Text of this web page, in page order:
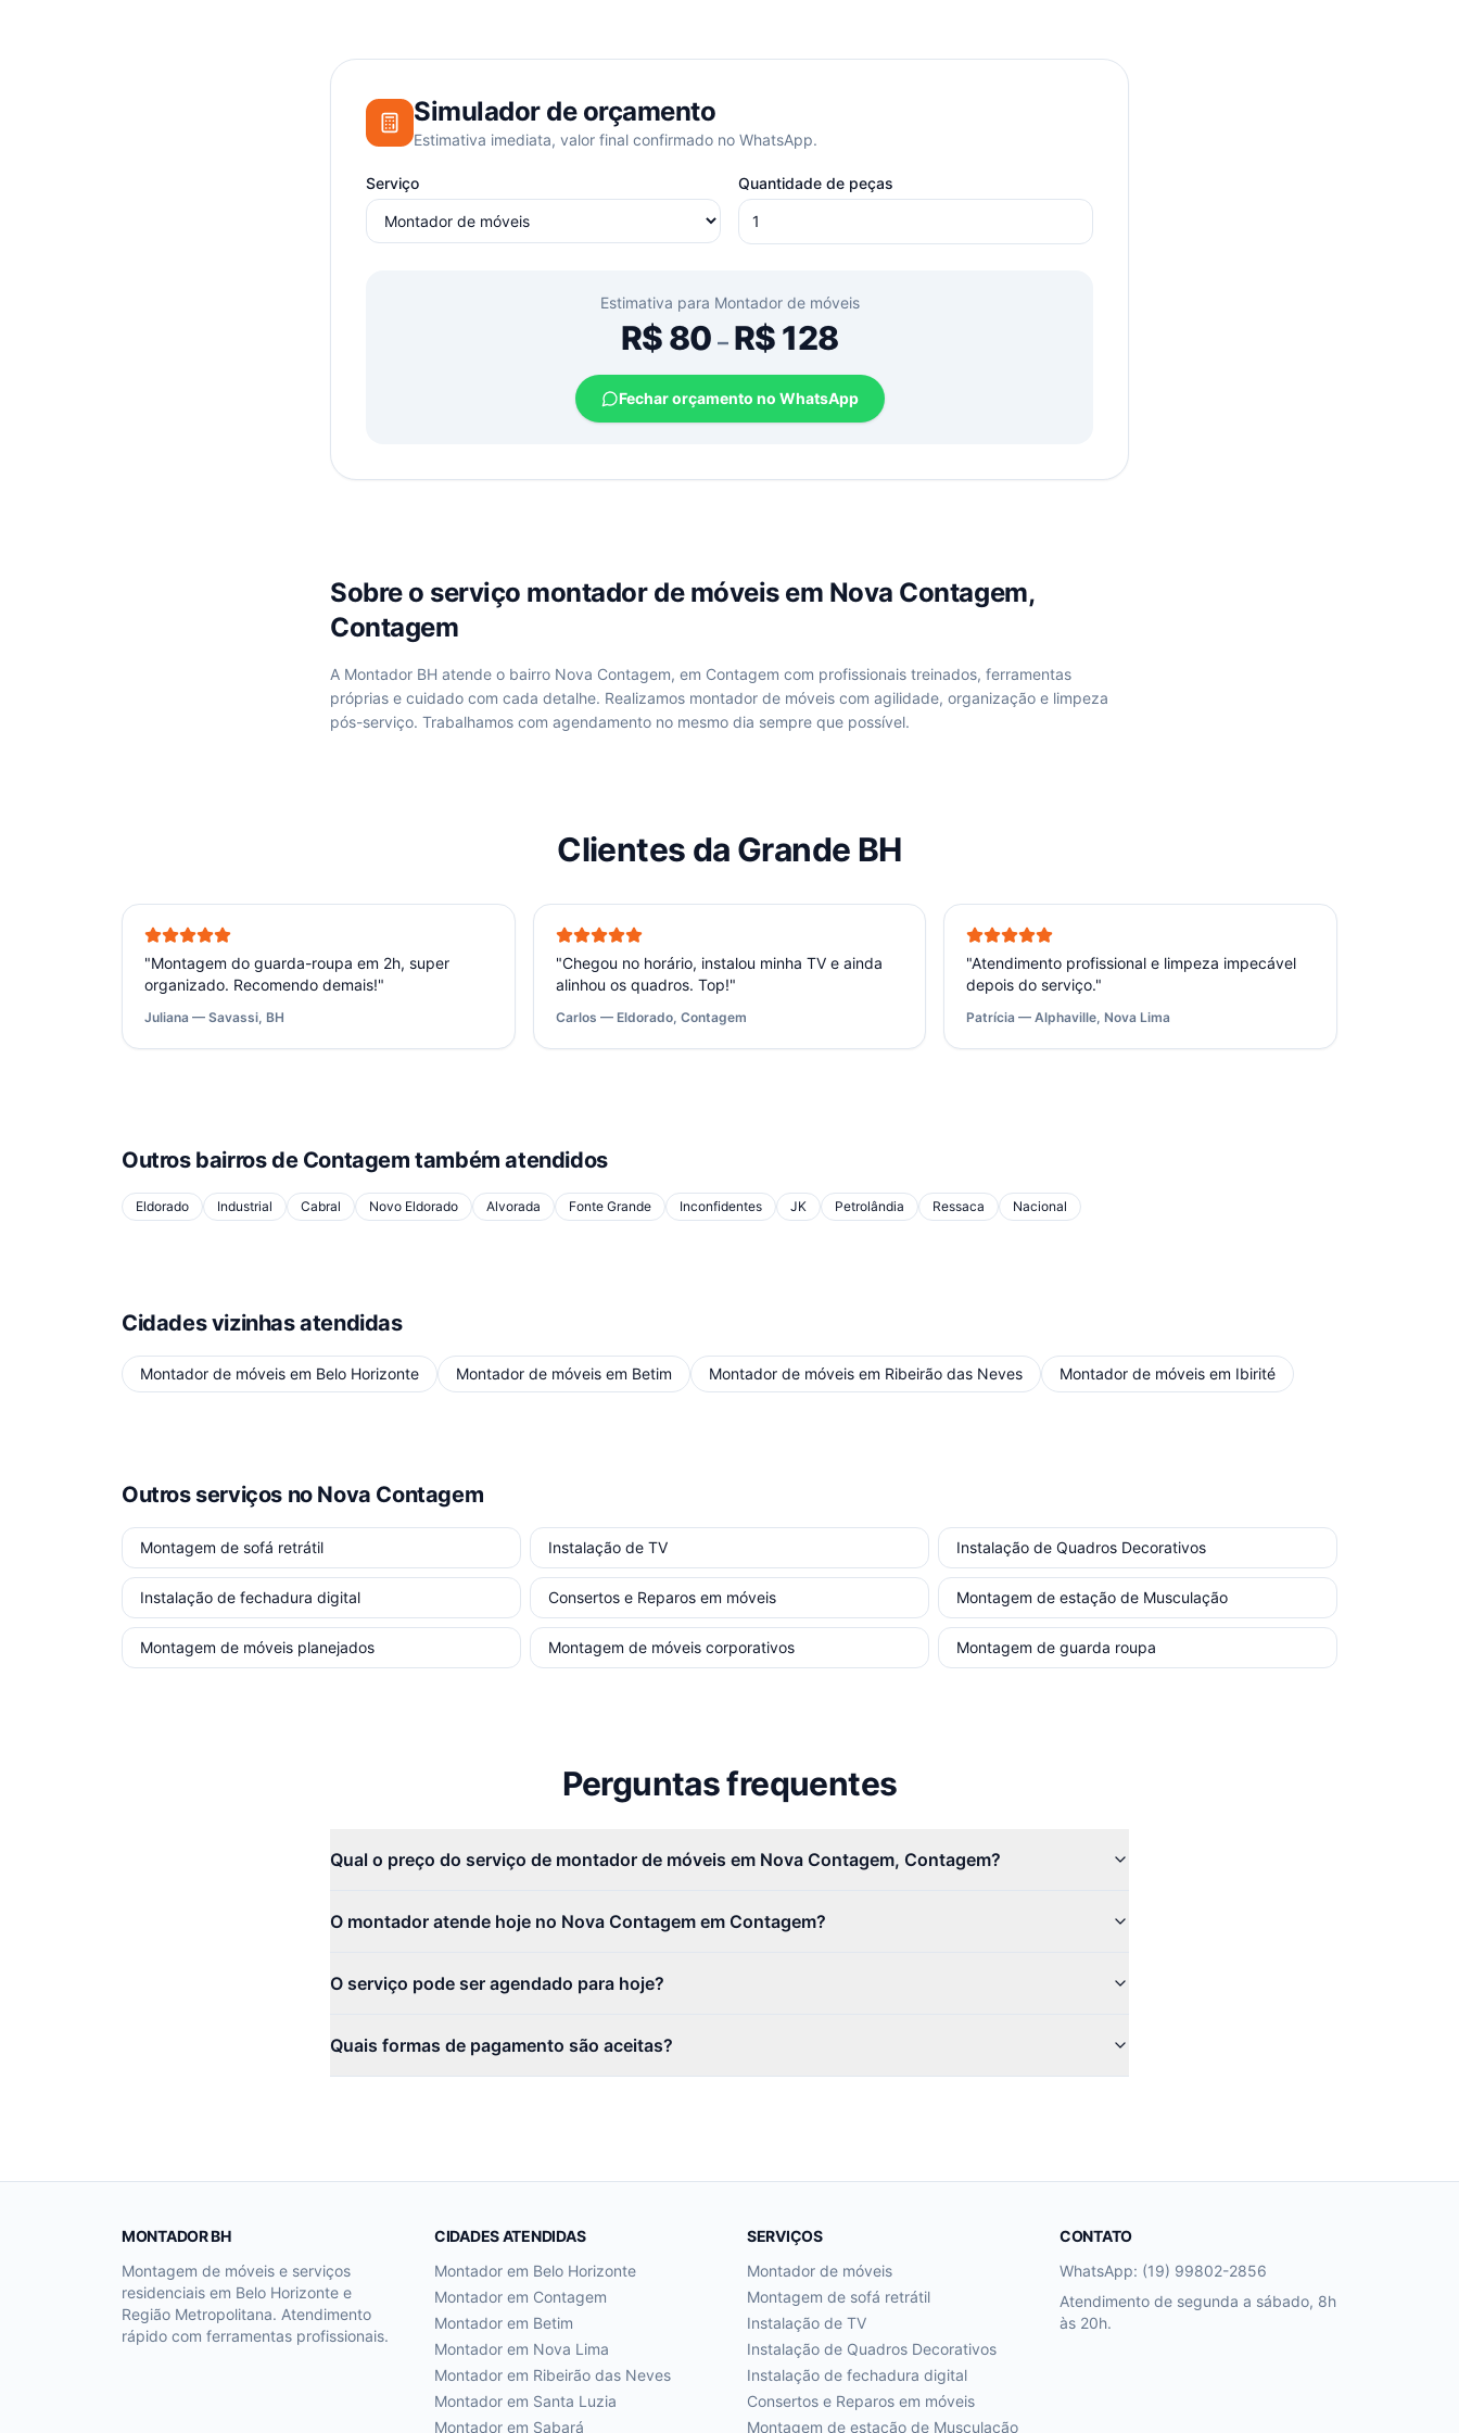
Simulador de orçamento
Estimativa imediata, valor final confirmado no WhatsApp.
Serviço Quantidade de peças
Estimativa para Montador de móveis
R$80 –R$128
Fechar orçamento no WhatsApp
Sobre o serviço montador de móveisem Nova Contagem,
Contagem
A Montador BH atende o bairro Nova Contagem, em Contagem com profissionais treinados, ferramentas
próprias e cuidado com cada detalhe. Realizamos montador de móveis com agilidade, organização e limpeza
pós-serviço. Trabalhamos com agendamento no mesmo dia sempre que possível.
Clientes da Grande BH
"Montagem do guarda-roupa em 2h, super
organizado. Recomendo demais!"
Juliana — Savassi, BH
"Chegou no horário, instalou minha TV e ainda
alinhou os quadros. Top!"
Carlos — Eldorado, Contagem
"Atendimento profissional e limpeza impecável
depois do serviço."
Patrícia — Alphaville, Nova Lima
Outros bairros de Contagem também atendidos
Eldorado Industrial Cabral Novo Eldorado Alvorada Fonte Grande Inconfidentes JK Petrolândia Ressaca Nacional
Cidades vizinhas atendidas
Montador de móveis em Belo Horizonte Montador de móveis em Betim Montador de móveis em Ribeirão das Neves Montador de móveis em Ibirité
Outros serviços no Nova Contagem
Montagem de sofá retrátil Instalação de TV Instalação de Quadros Decorativos
Instalação de fechadura digital Consertos e Reparos em móveis Montagem de estação de Musculação
Montagem de móveis planejados Montagem de móveis corporativos Montagem de guarda roupa
Perguntas frequentes
Qual o preço do serviço de montador de móveis em Nova Contagem, Contagem?
O montador atende hoje no Nova Contagem em Contagem?
O serviço pode ser agendado para hoje?
Quais formas de pagamento são aceitas?
MONTADOR BH
Montagem de móveis e serviços
residenciais em Belo Horizonte e
Região Metropolitana. Atendimento
rápido com ferramentas profissionais.
CIDADES ATENDIDAS
Montador em Belo Horizonte
Montador em Contagem
Montador em Betim
Montador em Nova Lima
Montador em Ribeirão das Neves
Montador em Santa Luzia
Montador em Sabará
SERVIÇOS
Montador de móveis
Montagem de sofá retrátil
Instalação de TV
Instalação de Quadros Decorativos
Instalação de fechadura digital
Consertos e Reparos em móveis
Montagem de estação de Musculação
CONTATO
WhatsApp: (19) 99802-2856
Atendimento de segunda a sábado, 8h
às 20h.